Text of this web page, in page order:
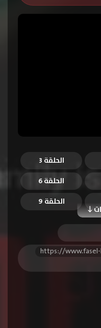
الحلقة 3
الحلقة 6
الحلقة 9
الحلقة 12
https://www.fasel-